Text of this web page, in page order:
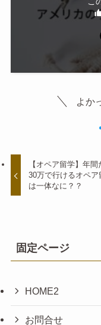
よか
【オペア留学】年間
30万で行けるオペア
は一体なに？？
固定ページ
HOME2
お問合せ